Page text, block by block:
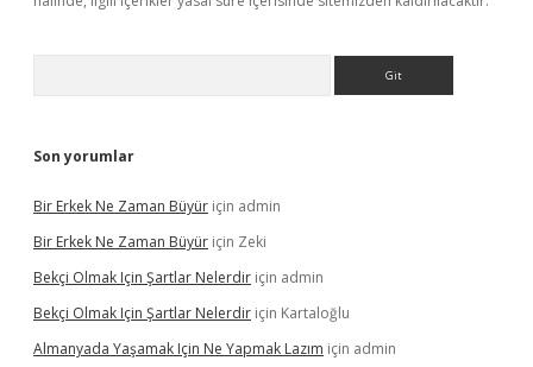
Son yorumlar
Bir Erkek Ne Zaman Büyür için admin
Bir Erkek Ne Zaman Büyür için Zeki
Bekçi Olmak Için Şartlar Nelerdir için admin
Bekçi Olmak Için Şartlar Nelerdir için Kartaloğlu
Almanyada Yaşamak Için Ne Yapmak Lazım için admin